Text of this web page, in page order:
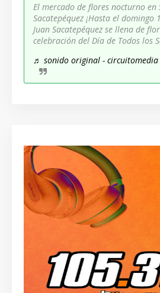
El mercado de flores nocturno en
Sacatepéquez ¡Hasta el domingo
Juan Sacatepéquez se llena de
celebración del Día de Todos los
♬ sonido original - circuitomedia